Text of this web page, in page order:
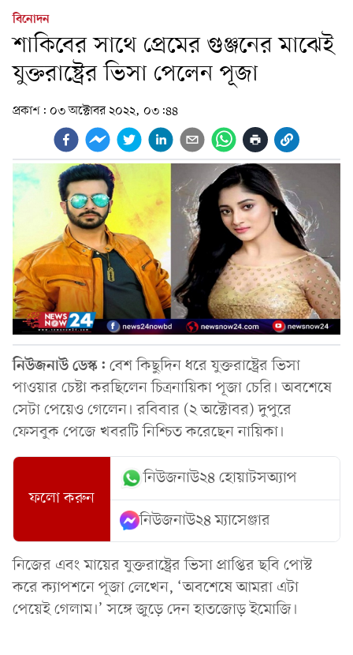
বিনোদন
শাকিবের সাথে প্রেমের গুঞ্জনের মাঝেই
যুক্তরাষ্ট্রের ভিসা পেলেন পূজা
প্রকাশ: ০৩ অক্টোবর ২০২২, ০৩:৪৪
নিউজনাউ ডেস্ক: বেশ কিছুদিন ধরে যুক্তরাষ্ট্রের ভিসা
পাওয়ার চেষ্টা করছিলেন চিত্রনায়িকা পূজা চেরি। অবশেষে
সেটা পেয়েও গেলেন। রবিবার (২ অক্টোবর) দুপুরে
ফেসবুক পেজে খবরটি নিশ্চিত করেছেন নায়িকা।
ফলো করুন
নিউজনাউ২৪ হোয়াটসঅ্যাপ
নিউজনাউ২৪ ম্যাসেঞ্জার
নিজের এবং মায়ের যুক্তরাষ্ট্রের ভিসা প্রাপ্তির ছবি পোস্ট
করে ক্যাপশনে পূজা লেখেন, ‘অবশেষে আমরা এটা
পেয়েই গেলাম।’ সঙ্গে জুড়ে দেন হাতজোড় ইমোজি।